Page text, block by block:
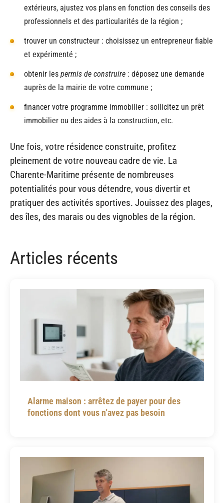
extérieurs, ajustez vos plans en fonction des conseils des
professionnels et des particularités de la région ;
trouver un constructeur : choisissez un entrepreneur fiable
et expérimenté ;
obtenir les permis de construire : déposez une demande
auprès de la mairie de votre commune ;
financer votre programme immobilier : sollicitez un prêt
immobilier ou des aides à la construction, etc.
Une fois, votre résidence construite, profitez
pleinement de votre nouveau cadre de vie. La
Charente-Maritime présente de nombreuses
potentialités pour vous détendre, vous divertir et
pratiquer des activités sportives. Jouissez des plages,
des îles, des marais ou des vignobles de la région.
Articles récents
Alarme maison : arrêtez de payer pour des
fonctions dont vous n’avez pas besoin